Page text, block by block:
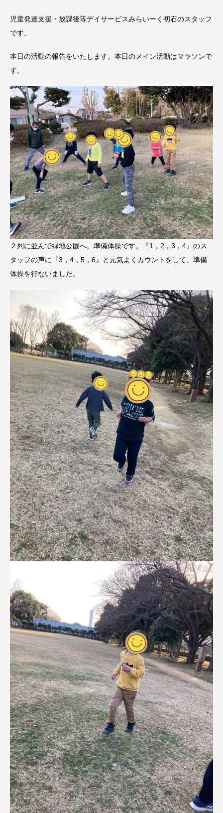
児童発達支援・放課後等デイサービスみらいーく初石のスタッフ
です。
本日の活動の報告をいたします。本日のメイン活動はマラソンで
す。
２列に並んで緑地公園へ。準備体操です。『1，2，3，4』のス
タッフの声に『3，4，5，6』と元気よくカウントをして、準備
体操を行ないました。